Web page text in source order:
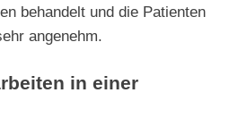
behandelt und die Patienten
angenehm.
in einer